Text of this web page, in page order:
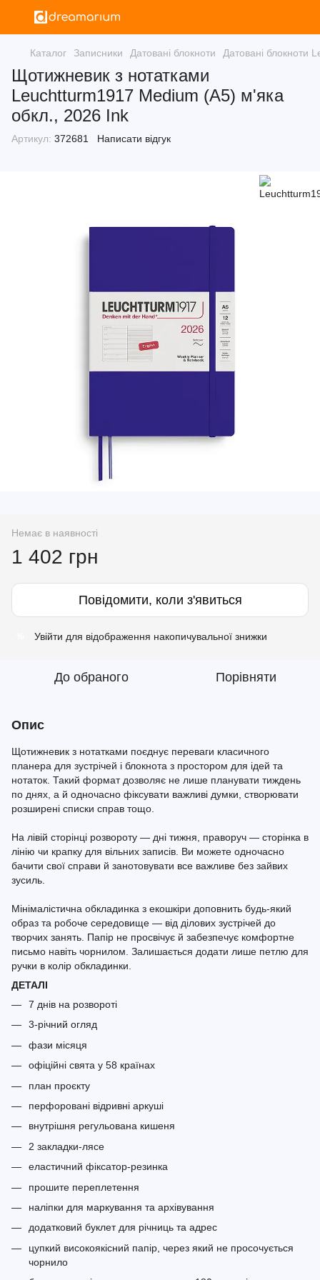
Каталог Записники Датовані блокноти Датовані блокноти
Щотижневик з нотатками
Leuchtturm1917 Medium (A5) м'яка
обкл., 2026 Ink
Артикул: 372681 Написати відгук
Немає в наявності
1 402 грн
Повідомити, коли з'явиться
Увійти для відображення накопичувальної знижки
До обраного Порівняти
Опис
Щотижневик з нотатками поєднує переваги класичного
планера для зустрічей і блокнота з простором для ідей та
нотаток. Такий формат дозволяє не лише планувати тиждень
по днях, а й одночасно фіксувати важливі думки, створювати
розширені списки справ тощо.
На лівій сторінці розвороту — дні тижня, праворуч — сторінка в
лінію чи крапку для вільних записів. Ви можете одночасно
бачити свої справи й занотовувати все важливе без зайвих
зусиль.
Мінімалістична обкладинка з екошкіри доповнить будь-який
образ та робоче середовище — від ділових зустрічей до
творчих занять. Папір не просвічує й забезпечує комфортне
письмо навіть чорнилом. Залишається додати лише петлю для
ручки в колір обкладинки.
ДЕТАЛІ
7 днів на розвороті
3-річний огляд
фази місяця
офіційні свята у 58 країнах
план проєкту
перфоровані відривні аркуші
внутрішня регульована кишеня
2 закладки-лясе
еластичний фіксатор-резинка
прошите переплетення
наліпки для маркування та архівування
додатковий буклет для річниць та адрес
цупкий високоякісний папір, через який не просочується
чорнило